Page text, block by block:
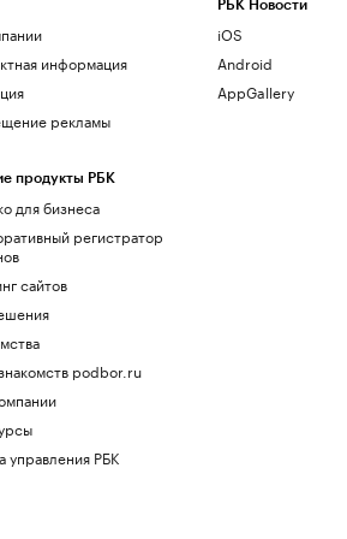
информация
рекламы
продукты РБК
для бизнеса
регистратор
сайтов
podbor.ru
управления РБК
РБК Новости
iOS
Android
AppGallery